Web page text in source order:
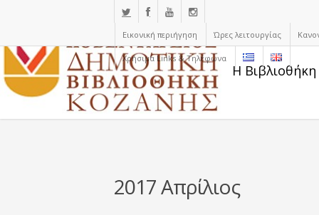
Εικονική περιήγηση Ώρες λειτουργίας
Χρήσιμα Links & Τηλέφωνα
Η
2017 Απρίλιος